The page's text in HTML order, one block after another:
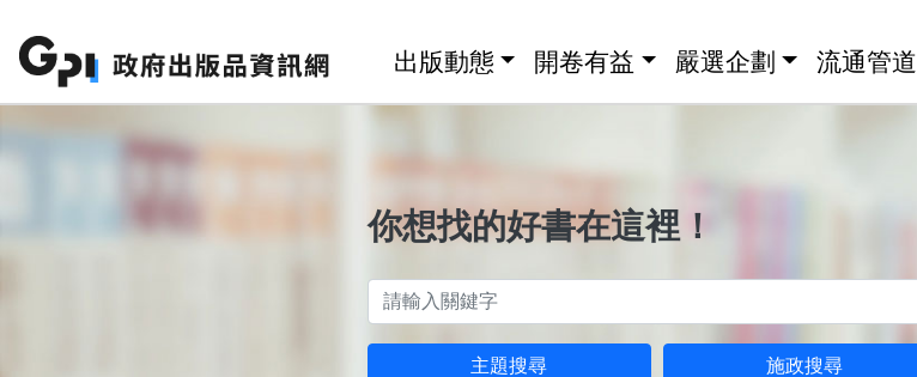
出版動態 開卷有益 嚴選企劃 流通管道
你想找的好書在這裡！
主題搜尋 施政搜尋